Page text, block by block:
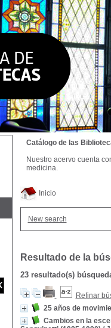
Inicio
New search
Resultado de la
23 resultado(s)
Refinar
25 años de
Cambios en la
Catálogo de las
Nuestro acervo cuenta
medicina.